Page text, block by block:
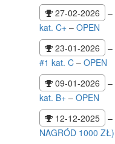
27-02-2026
–
kat. C+ – OPEN
23-01-2026
–
#1 kat. C – OPEN
09-01-2026
–
kat. B+ – OPEN
12-12-2025
–
NAGRÓD 1000 ZŁ)